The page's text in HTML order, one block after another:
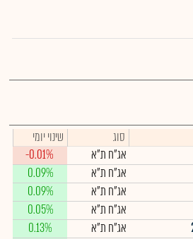
סוג
שינוי יומי
אג"ח ת"א
-0.01%
אג"ח ת"א
0.09%
אג"ח ת"א
0.09%
אג"ח ת"א
0.05%
אג"ח ת"א
0.13%